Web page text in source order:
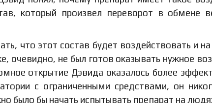
который произвел переворот в обмене
что этот состав будет воздействовать и
очевидно, не был готов оказывать нужное
открытие Дэвида оказалось более
с ограниченными средствами, он
было бы начать испытывать препарат на